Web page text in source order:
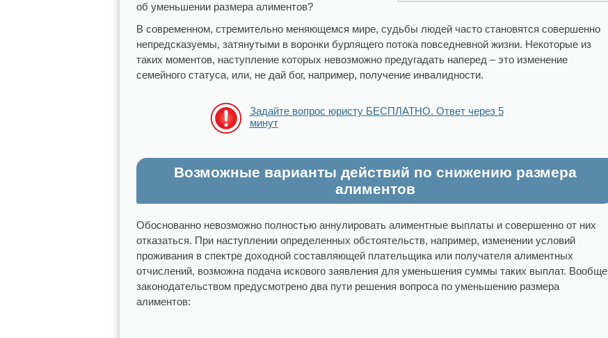
об уменьшении размера алиментов?
В современном, стремительно меняющемся мире, судьбы людей часто становятся совершенно
непредсказуемы, затянутыми в воронки бурлящего потока повседневной жизни. Некоторые из
таких моментов, наступление которых невозможно предугадать наперед – это изменение
семейного статуса, или, не дай бог, например, получение инвалидности.
Задайте вопрос юристу БЕСПЛАТНО. Ответ через 5
минут
Возможные варианты действий по снижению размера
алиментов
Обоснованно невозможно полностью аннулировать алиментные выплаты и совершенно от них
отказаться. При наступлении определенных обстоятельств, например, изменении условий
проживания в спектре доходной составляющей плательщика или получателя алиментных
отчислений, возможна подача искового заявления для уменьшения суммы таких выплат. Вообще
законодательством предусмотрено два пути решения вопроса по уменьшению размера
алиментов: